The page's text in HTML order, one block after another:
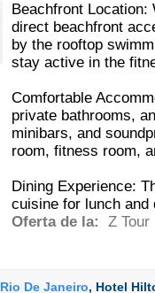
Beachfront Location:
direct beachfront
by the rooftop
stay active in the
Comfortable
private bathrooms,
minibars, and
room, fitness room,
Dining Experience:
cuisine for lunch and
Oferta de la:
Z Tour
Rio De Janeiro, Hotel